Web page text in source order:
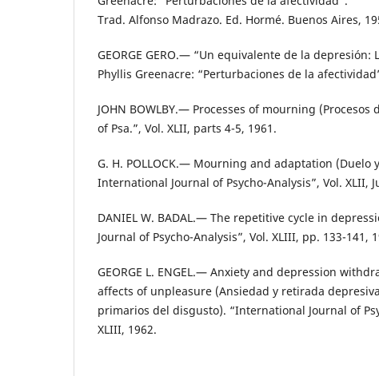
Trad. Alfonso Madrazo. Ed. Hormé. Buenos Aires,
GEORGE GERO.— “Un equivalente de la depresión:
Phyllis Greenacre: “Perturbaciones de la
JOHN BOWLBY.— Processes of mourning (Procesos
of Psa.”, Vol. XLII, parts 4-5, 1961.
G. H. POLLOCK.— Mourning and adaptation (Duelo
International Journal of Psycho-Analysis”, Vol. XLII,
DANIEL W. BADAL.— The repetitive cycle in
Journal of Psycho-Analysis”, Vol. XLIII, pp. 133-141,
GEORGE L. ENGEL.— Anxiety and depression
affects of unpleasure (Ansiedad y retirada
primarios del disgusto). “International Journal of
XLIII, 1962.